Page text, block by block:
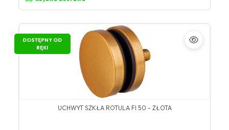
DOSTĘPNY OD
RĘKI
UCHWYT SZKŁA ROTULA FI 50 - ZŁOTA